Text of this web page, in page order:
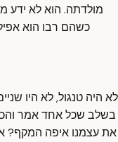
מולדתה. הוא לא ידע
כשהם רבו הוא
לא היה טנגול, לא היו
בשלב שכל אחד אמר והכי
את עצמנו איפה המקף?